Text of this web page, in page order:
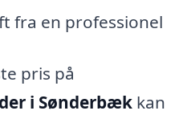
fra en professionel
pris på
i Sønderbæk kan